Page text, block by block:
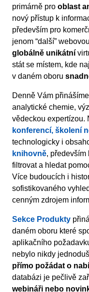
primárně pro oblast
nový přístup k
především pro
jenom “další”
globálně unikátní
stát se místem, kde
v daném oboru
Denně Vám přinášíme
analytické chemie,
vědeckou expertízou.
konferencí, školení
technologicky i
knihovně, především
filtrovat a hledat
Více budoucích i
sofistikovaného
cenným zdrojem
Sekce Produkty
daném oboru které
aplikačního
nebylo nikdy
přímo požádat o
databázi je pečlivě
webináři nebo